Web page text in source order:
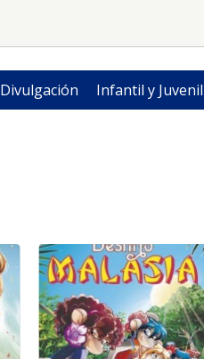
Divulgación Infantil y Juvenil